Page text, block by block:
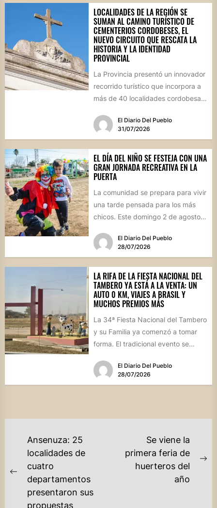
LOCALIDADES DE LA REGIÓN SE
SUMAN AL CAMINO TURÍSTICO DE
CEMENTERIOS CORDOBESES, EL
NUEVO CIRCUITO QUE RESCATA LA
HISTORIA Y LA IDENTIDAD
PROVINCIAL
La Provincia presentó un innovador
recorrido turístico que incorpora a
más de 40 localidades cordobesas
patrimonial....El Diario Del Pueblo
31/07/2026
EL DÍA DEL NIÑO SE FESTEJA CON UNA
GRAN JORNADA RECREATIVA EN LA
PUERTA
La comunidad se prepara para vivir
una tarde pensada para los más
chicos. Este domingo 2 de agosto,
El Diario Del Pueblo
28/07/2026
LA RIFA DE LA FIESTA NACIONAL DEL
TAMBERO YA ESTÁ A LA VENTA: UN
AUTO 0 KM, VIAJES A BRASIL Y
MUCHOS PREMIOS MÁS
La 34ª Fiesta Nacional del Tambero
y su Familia ya comenzó a tomar
forma. El tradicional evento se
El Diario Del Pueblo
28/07/2026
NAVEGACIÓN
ENTRADAS
Previous
post:
Ansenuza: 25
localidades de
cuatro
departamentos
presentaron sus
propuestas
Se viene la
primera feria de
huerteros del
año